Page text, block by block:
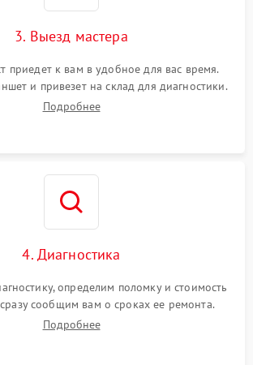
3. Выезд мастера
приедет к вам в удобное для вас время.
и привезет на склад для диагностики.
Подробнее
4. Диагностика
определим поломку и стоимость
сообщим вам о сроках ее ремонта.
Подробнее